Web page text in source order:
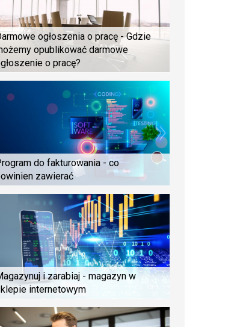
ogłoszenia o pracę - Gdzie
opublikować darmowe
o pracę?
do fakturowania - co
zawierać
i zarabiaj - magazyn w
internetowym